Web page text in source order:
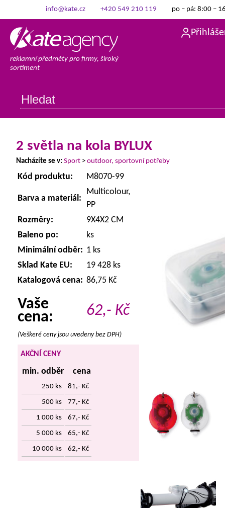
info@kate.cz +420 549 210 119 po – pá: 8:00 –
reklamní předměty pro firmy, široký
sortiment
2 světla na kola BYLUX
Nacházíte se v: Sport > outdoor, sportovní potřeby
Kód produktu: M8070-99
Barva a materiál:
Multicolour,
PP
Rozměry:
9X4X2 CM
Baleno po:
ks
Minimální odběr: 1 ks
Sklad Kate EU:
19 428 ks
Katalogová cena: 86,75 Kč
Vaše
cena:
62,- Kč
(Veškeré ceny jsou uvedeny bez DPH)
AKČNÍ CENY
min. odběr cena
250 ks 81,- Kč
500 ks 77,- Kč
1 000 ks 67,- Kč
5 000 ks 65,- Kč
10 000 ks 62,- Kč